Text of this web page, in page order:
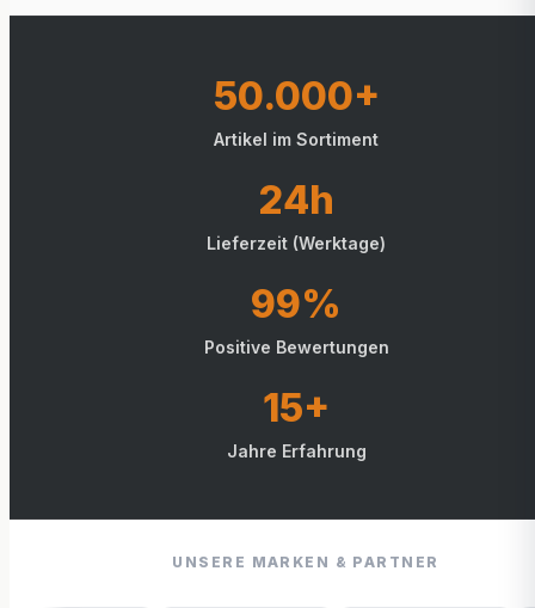
50.000+
Artikel im Sortiment
24h
Lieferzeit (Werktage)
99%
Positive Bewertungen
15+
Jahre Erfahrung
UNSERE MARKEN & PARTNER